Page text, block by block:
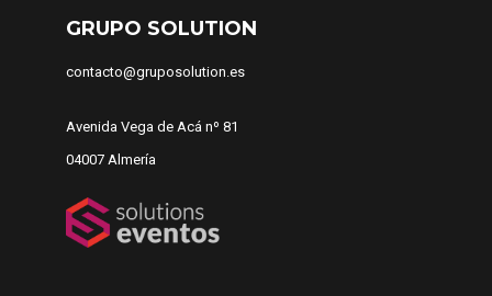
GRUPO SOLUTION
contacto@gruposolution.es
Avenida Vega de Acá nº 81
04007 Almería